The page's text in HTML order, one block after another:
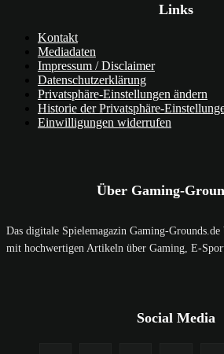
Links
Kontakt
Mediadaten
Impressum / Disclaimer
Datenschutzerklärung
Privatsphäre-Einstellungen ändern
Historie der Privatsphäre-
Einwilligungen widerrufen
Über Gaming-
Das digitale Spielemagazin Gaming-
mit hochwertigen Artikeln über Gaming, E-
Social Media